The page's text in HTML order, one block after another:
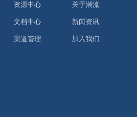
资源中心
文档中心
渠道管理
关于潮流
新闻资讯
加入我们